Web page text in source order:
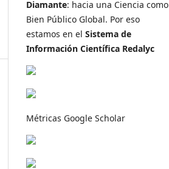
Diamante: hacia una Ciencia como
Bien Público Global. Por eso
estamos en el Sistema de
Información Científica Redalyc
Métricas Google Scholar